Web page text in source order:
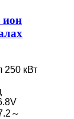
ион
250 кВт
～